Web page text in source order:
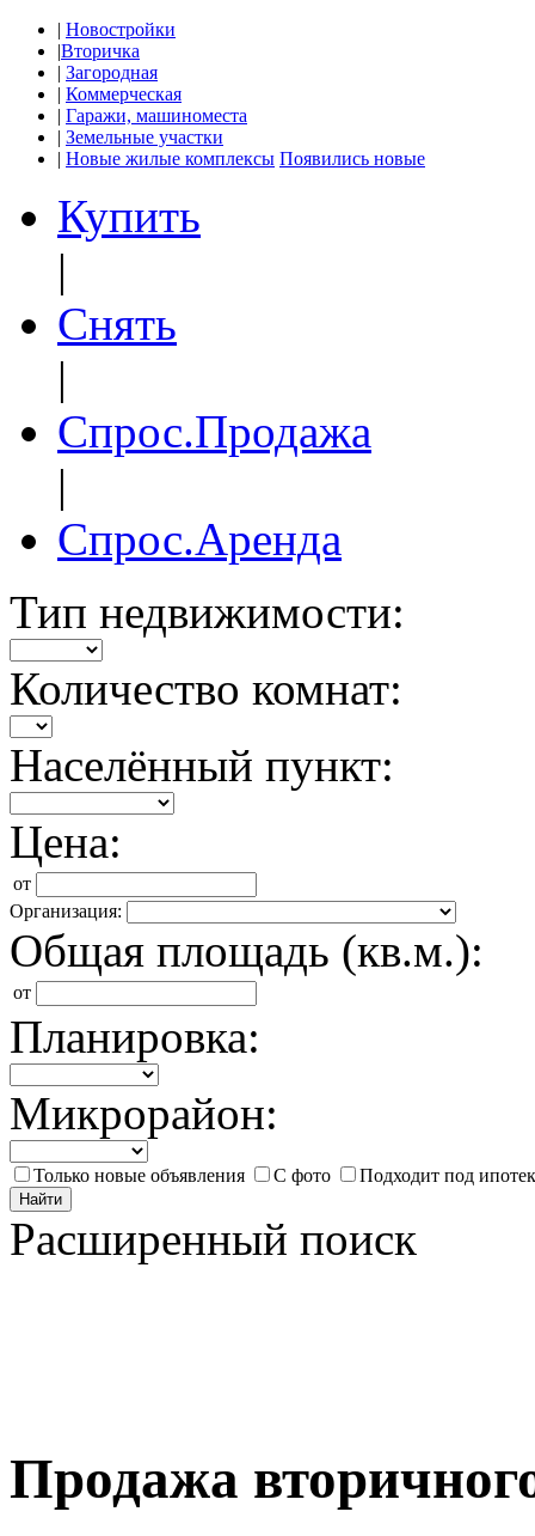
| Новостройки
|Вторичка
| Загородная
| Коммерческая
| Гаражи, машиноместа
| Земельные участки
| Новые жилые комплексы Появились новые
Купить
|
Снять
|
Спрос.Продажа
|
Спрос.Аренда
Тип недвижимости:
Количество комнат:
Населённый пункт:
Цена:
от
Организация:
Общая площадь (кв.м.):
от
Планировка:
Микрорайон:
Только новые объявления С фото Подходит под
Найти
Расширенный поиск
Продажа